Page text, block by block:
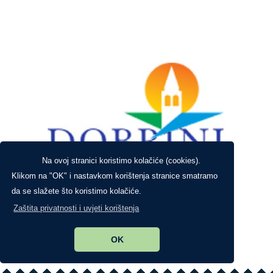
Na ovoj stranici koristimo kolačiće (cookies).
Klikom na "OK" i nastavkom korištenja stranice smatramo
da se slažete što koristimo kolačiće.
Zaštita privatnosti i uvjeti korištenja
OK